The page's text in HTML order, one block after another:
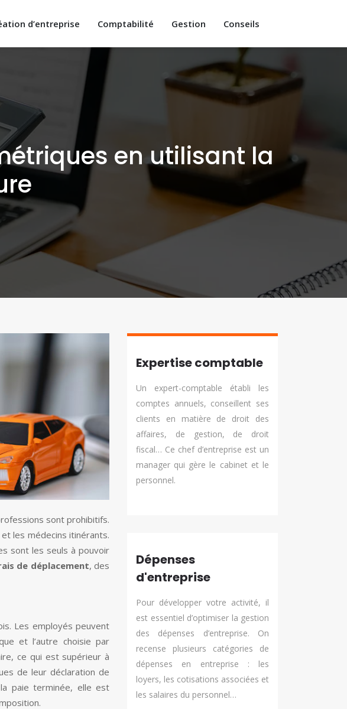
d’entreprise Comptabilité Gestion Conseils
en utilisant la
sont prohibitifs.
les médecins itinérants.
sont les seuls à pouvoir
de déplacement, des
Les employés peuvent
et l’autre choisie par
ce qui est supérieur à
de leur déclaration de
paie terminée, elle est
Expertise comptable
Un expert-comptable établi les
comptes annuels, conseillent ses
clients en matière de droit des
affaires, de gestion, de droit
fiscal… Ce chef d’entreprise est un
manager qui gère le cabinet et le
personnel.
Dépenses
d'entreprise
Pour développer votre activité, il
est essentiel d’optimiser la gestion
des dépenses d’entreprise. On
recense plusieurs catégories de
dépenses en entreprise : les
loyers, les cotisations associées et
les salaires du personnel…